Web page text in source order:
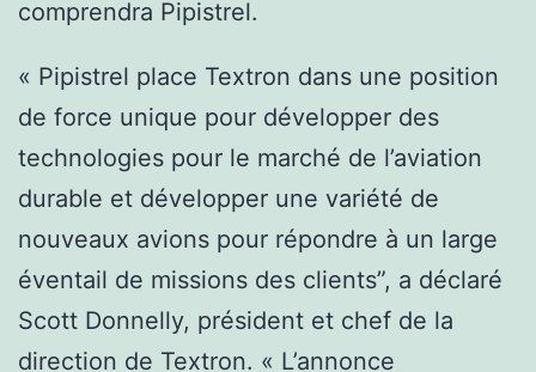
comprendra Pipistrel.
« Pipistrel place Textron dans une position
de force unique pour développer des
technologies pour le marché de l’aviation
durable et développer une variété de
nouveaux avions pour répondre à un large
éventail de missions des clients”, a déclaré
Scott Donnelly, président et chef de la
direction de Textron. « L’annonce